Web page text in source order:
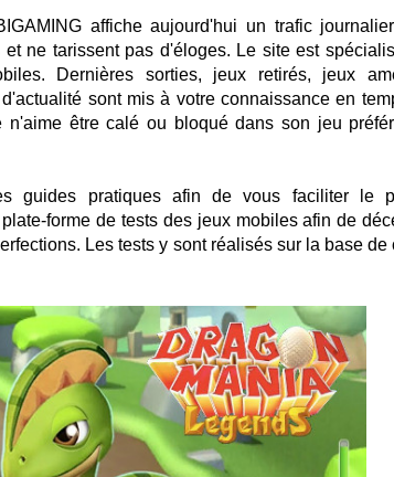
affiche aujourd'hui un trafic
ne tarissent pas d'éloges. Le site est
Dernières sorties, jeux retirés, jeux
sont mis à votre connaissance en
n'aime être calé ou bloqué dans son jeu
guides pratiques afin de vous faciliter le
forme de tests des jeux mobiles afin de
Les tests y sont réalisés sur la base de